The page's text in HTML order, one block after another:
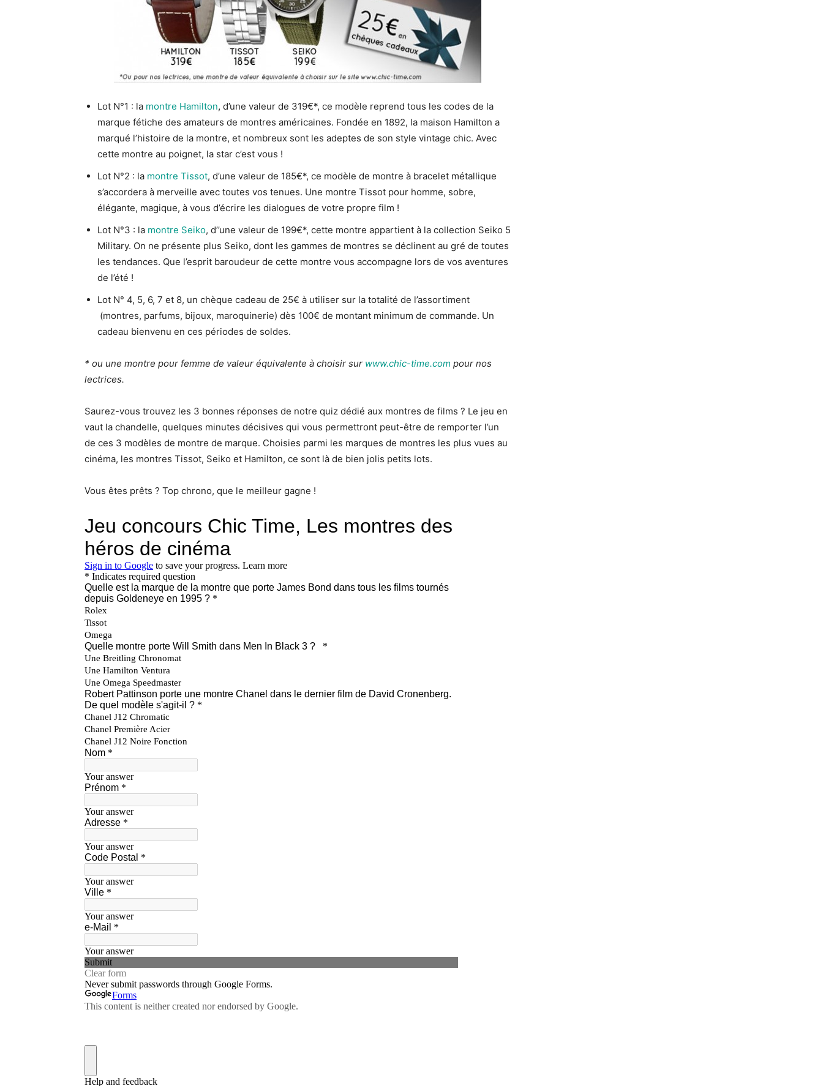
Lot N°1 : la montre Hamilton, d’une valeur de 319€*, ce modèle reprend tous les codes de la
marque fétiche des amateurs de montres américaines. Fondée en 1892, la maison Hamilton a
marqué l’histoire de la montre, et nombreux sont les adeptes de son style vintage chic. Avec
cette montre au poignet, la star c’est vous !
Lot N°2 : la montre Tissot, d’une valeur de 185€*, ce modèle de montre à bracelet métallique
s’accordera à merveille avec toutes vos tenues. Une montre Tissot pour homme, sobre,
élégante, magique, à vous d’écrire les dialogues de votre propre film !
Lot N°3 : la montre Seiko, d’’une valeur de 199€*, cette montre appartient à la collection Seiko 5
Military. On ne présente plus Seiko, dont les gammes de montres se déclinent au gré de toutes
les tendances. Que l’esprit baroudeur de cette montre vous accompagne lors de vos aventures
de l’été !
Lot N° 4, 5, 6, 7 et 8, un chèque cadeau de 25€ à utiliser sur la totalité de l’assortiment
(montres, parfums, bijoux, maroquinerie) dès 100€ de montant minimum de commande. Un
cadeau bienvenu en ces périodes de soldes.
* ou une montre pour femme de valeur équivalente à choisir sur www.chic-time.com pour nos
lectrices.
Saurez-vous trouvez les 3 bonnes réponses de notre quiz dédié aux montres de films ? Le jeu en
vaut la chandelle, quelques minutes décisives qui vous permettront peut-être de remporter l’un
de ces 3 modèles de montre de marque. Choisies parmi les marques de montres les plus vues au
cinéma, les montres Tissot, Seiko et Hamilton, ce sont là de bien jolis petits lots.
Vous êtes prêts ? Top chrono, que le meilleur gagne !